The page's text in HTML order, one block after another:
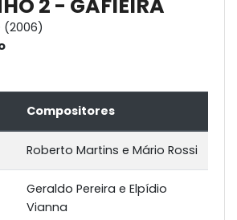
2 - GAFIEIRA
(2006)
Compositores
Roberto Martins e Mário Rossi
Geraldo Pereira e Elpídio
Vianna